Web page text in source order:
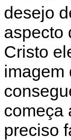
desejo
aspecto
Cristo
imagem
começa
preciso